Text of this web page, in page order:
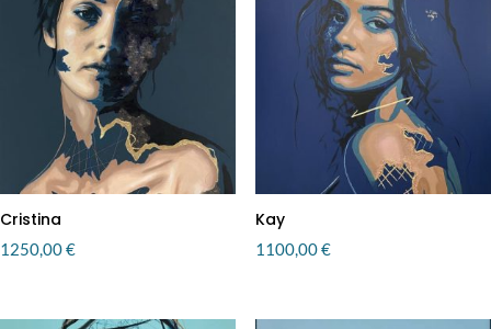
Cristina
1250,00€
Kay
1100,00€